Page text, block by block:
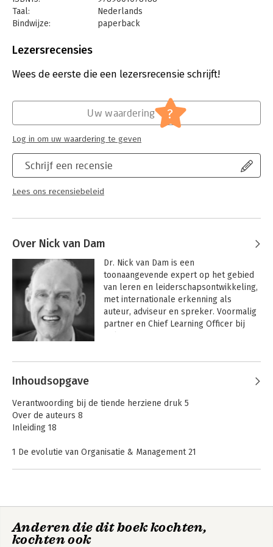
Management.
Taal:
Nederlands
Bindwijze:
paperback
Uitgever:
Verschijningsdatum:
21-7-2023
Algemeen management
Lezersrecensies
Wees de eerste die een lezersrecensie schrijft!
Schrijf een recensie
Lees ons recensiebeleid
Uw waardering ?
Log in om uw waardering te geven
Over Nick van Dam
Dr. Nick van Dam is een
toonaangevende expert op het gebied
van leren en leiderschapsontwikkeling,
met internationale erkenning als
auteur, adviseur en spreker. Voormalig
partner en Chief Learning Officer bij
Company. Hij vervult een rol als lid van
leidt, en is hoogleraar aan IE University
Madrid en Nyenrode Business
Andere boeken door Nick van Dam
Organisation and
Inhoudsopgave
Verantwoording bij de tiende herziene druk 5
Over de auteurs 8
Inleiding 18
1 De evolutie van Organisatie & Management 21
1.5 Periode voor de industriële revolutie (400 v.Chr.–1900
n.Chr.) 27
Anderen die dit boek kochten,
kochten ook